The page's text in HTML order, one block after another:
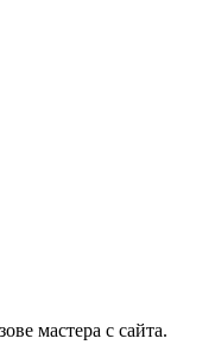
мастера с сайта.